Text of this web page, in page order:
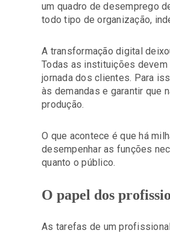
um quadro de desemprego
todo tipo de organização,
A transformação digital
Todas as instituições
jornada dos clientes. Para
às demandas e garantir que
produção.
O que acontece é que há
desempenhar as funções
quanto o público.
O papel dos
As tarefas de um